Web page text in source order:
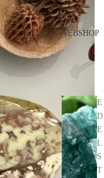
WEBSHOP
E
D
E
L
S
T